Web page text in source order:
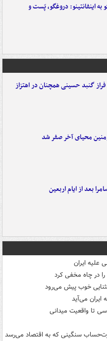
به اینفانتینو: دروغگو، پَست‌ و
گنبد حسینی همچنان در اهتزاز
محیای آخر صفر شد
بعد از ایام اربعین
علیه ایران
در چاه مخفی کرد
خوب پیش می‌رود
ایران می‌آید
تا واقعیت میدانی
سنگینی که به اقتصاد می‌رسد